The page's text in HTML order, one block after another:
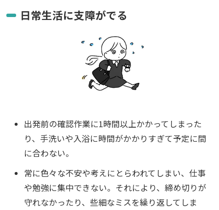
日常生活に支障がでる
出発前の確認作業に1時間以上かかってしまった
り、手洗いや入浴に時間がかかりすぎて予定に間
に合わない。
常に色々な不安や考えにとらわれてしまい、仕事
や勉強に集中できない。 それにより、締め切りが
守れなかったり、些細なミスを繰り返してしま